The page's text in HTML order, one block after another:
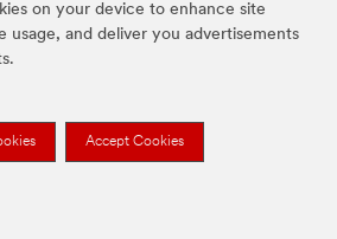
on your device to enhance site
usage, and deliver you advertisements
Accept Cookies